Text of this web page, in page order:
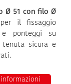
Ø 51 con filo Ø
il fissaggio
e ponteggi su
sicura e
informazioni